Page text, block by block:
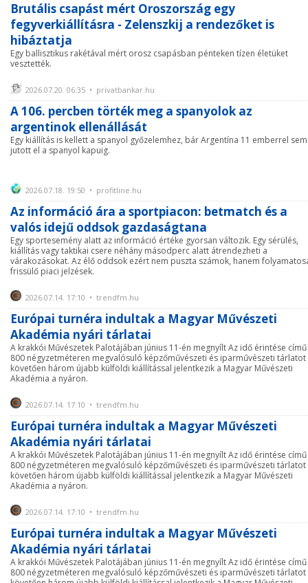
Brutális csapást mért Oroszország egy
fegyverkiállításra - Zelenszkij a rendezőket is
hibáztatja
Egy ballisztikus rakétával mért orosz csapásban pénteken tízen életüket
vesztették.
2026.07.20. 06:35 • privatbankar.hu
A 106. percben törték meg a spanyolok az
argentinok ellenállását
Egy kiállítás is kellett a spanyol győzelemhez, bár Argentína 11 emberrel sem
jutott el a spanyol kapuig.
2026.07.18. 19:50 • profitline.hu
Az információ ára a sportpiacon: betmatch és a
valós idejű oddsok gazdaságtana
Egy sportesemény alatt az információ értéke gyorsan változik. Egy sérülés,
kiállítás vagy taktikai csere néhány másodperc alatt átrendezheti a
várakozásokat. Az élő oddsok ezért nem puszta számok, hanem
frissülő piaci jelzések.
2026.07.14. 17:10 • trendfm.hu
Európai turnéra indultak a Magyar Művészeti
Akadémia nyári tárlatai
A krakkói Művészetek Palotájában június 11-én megnyílt Az idő érintése című
800 négyzetméteren megvalósuló képzőművészeti és iparművészeti tárlatot
követően három újabb külföldi kiállítással jelentkezik a Magyar Művészeti
Akadémia a nyáron.
2026.07.14. 17:10 • trendfm.hu
Európai turnéra indultak a Magyar Művészeti
Akadémia nyári tárlatai
A krakkói Művészetek Palotájában június 11-én megnyílt Az idő érintése című
800 négyzetméteren megvalósuló képzőművészeti és iparművészeti tárlatot
követően három újabb külföldi kiállítással jelentkezik a Magyar Művészeti
Akadémia a nyáron.
2026.07.14. 17:10 • trendfm.hu
Európai turnéra indultak a Magyar Művészeti
Akadémia nyári tárlatai
A krakkói Művészetek Palotájában június 11-én megnyílt Az idő érintése című
800 négyzetméteren megvalósuló képzőművészeti és iparművészeti tárlatot